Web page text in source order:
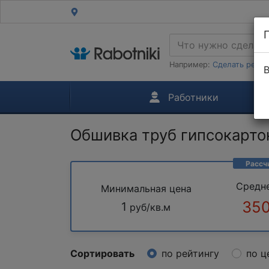
Например: Сделать
Работники
Обшивка труб
Минимальная цена
1 руб/кв.м
Сортировать по рейтингу по